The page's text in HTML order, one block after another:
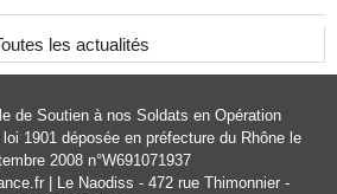
les actualités
de Soutien à nos Soldats en Opération
1901 déposée en préfecture du Rhône le
2008 n°W691071937
| Le Naodiss - 472 rue Thimonnier -